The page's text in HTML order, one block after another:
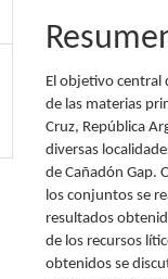
del
artículo
El objetivo central
de las materias
Cruz, República
diversas
de Cañadón Gap.
los conjuntos se
resultados
de los recursos
obtenidos se